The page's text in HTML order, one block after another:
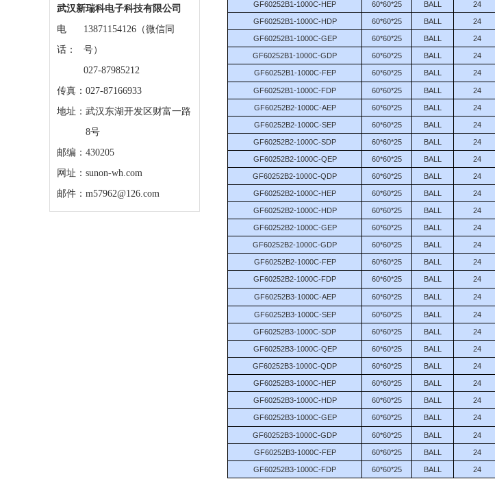
武汉新瑞科电子科技有限公司
电
话：
13871154126（微信同
号）
027-87985212
传真：027-87166933
地址： 武汉东湖开发区财富一路
8号
邮编：430205
网址：sunon-wh.com
邮件：m57962@126.com
GF60252B1-1000C-HEP 60*60*25 BALL 24
GF60252B1-1000C-HDP 60*60*25 BALL 24
GF60252B1-1000C-GEP 60*60*25 BALL 24
GF60252B1-1000C-GDP 60*60*25 BALL 24
GF60252B1-1000C-FEP 60*60*25 BALL 24
GF60252B1-1000C-FDP 60*60*25 BALL 24
GF60252B2-1000C-AEP 60*60*25 BALL 24
GF60252B2-1000C-SEP 60*60*25 BALL 24
GF60252B2-1000C-SDP 60*60*25 BALL 24
GF60252B2-1000C-QEP 60*60*25 BALL 24
GF60252B2-1000C-QDP 60*60*25 BALL 24
GF60252B2-1000C-HEP 60*60*25 BALL 24
GF60252B2-1000C-HDP 60*60*25 BALL 24
GF60252B2-1000C-GEP 60*60*25 BALL 24
GF60252B2-1000C-GDP 60*60*25 BALL 24
GF60252B2-1000C-FEP 60*60*25 BALL 24
GF60252B2-1000C-FDP 60*60*25 BALL 24
GF60252B3-1000C-AEP 60*60*25 BALL 24
GF60252B3-1000C-SEP 60*60*25 BALL 24
GF60252B3-1000C-SDP 60*60*25 BALL 24
GF60252B3-1000C-QEP 60*60*25 BALL 24
GF60252B3-1000C-QDP 60*60*25 BALL 24
GF60252B3-1000C-HEP 60*60*25 BALL 24
GF60252B3-1000C-HDP 60*60*25 BALL 24
GF60252B3-1000C-GEP 60*60*25 BALL 24
GF60252B3-1000C-GDP 60*60*25 BALL 24
GF60252B3-1000C-FEP 60*60*25 BALL 24
GF60252B3-1000C-FDP 60*60*25 BALL 24